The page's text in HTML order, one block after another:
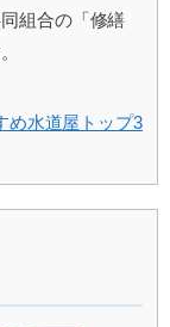
組合の「修繕
め水道屋トップ3